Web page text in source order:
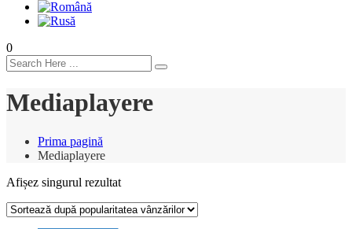
0
Mediaplayere
Prima pagină
Mediaplayere
Afișez singurul rezultat